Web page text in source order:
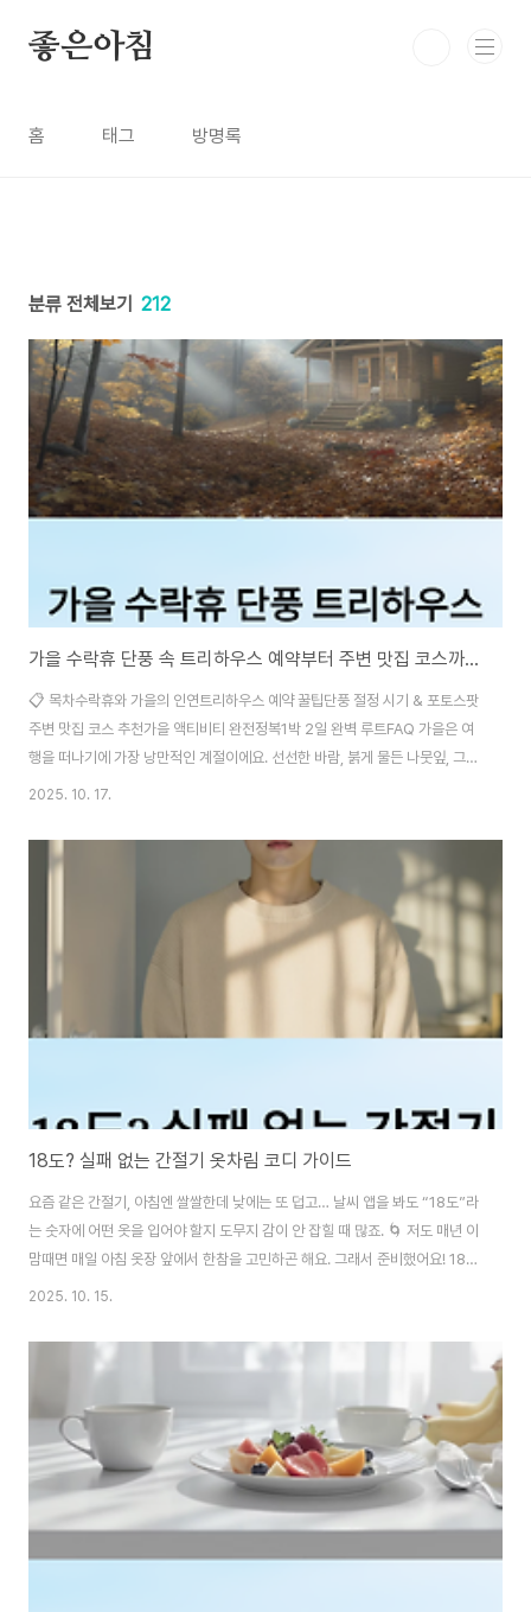
좋은아침
홈 태그 방명록
분류 전체보기 212
가을 수락휴 단풍 속 트리하우스 예약부터 주변 맛집 코스까지 완벽 정리
📋 목차수락휴와 가을의 인연트리하우스 예약 꿀팁단풍 절정 시기 & 포토스팟
주변 맛집 코스 추천가을 액티비티 완전정복1박 2일 완벽 루트FAQ 가을은 여
행을 떠나기에 가장 낭만적인 계절이에요. 선선한 바람, 붉게 물든 나뭇잎, 그리
고 햇살마저도 따뜻한 색으로 물드는 시기죠. 이런 계절을 온전히 느끼고 싶다
과 맞닿은 이곳은, 단풍으로 물든 가을의 풍경을 가장 가까이서 만끽할 수 있는
힐링 공간이에요. 오늘은 제가 직접 경험해본 수락휴의 트리하우스 예약부터
주변 맛집, 그리고 가을 감성 가득한 코스까지 쫙 정리해 드릴게요 🍁 🍂 수락
휴와 가을의 인연 수락휴는 경기 남양주와 의정부 사이에 위치한 수락산 자락
에 조성된 힐링 복..
2025. 10. 17.
18도? 실패 없는 간절기 옷차림 코디 가이드
요즘 같은 간절기, 아침엔 쌀쌀한데 낮에는 또 덥고… 날씨 앱을 봐도 “18도”라
는 숫자에 어떤 옷을 입어야 할지 도무지 감이 안 잡힐 때 많죠. 🌀 저도 매년 이
맘때면 매일 아침 옷장 앞에서 한참을 고민하곤 해요. 그래서 준비했어요! 18도
에서 실내외 어디서든 실패 없이 입을 수 있는 코디 가이드 5가지✨ 캐주얼부
림을 완성할 수 있게 도와드릴게요. 😎 📋 목차캐주얼룩 코디오피스룩 코디데
이트룩 코디야외활동룩 코디꾸안꾸 데일리룩FAQ 👕 캐주얼룩 코디 18도에서
가장 편안하고 실패 확률 낮은 옷차림은 역시 캐주얼룩이에요. 맨투맨, 데님 자
켓, 코튼 팬츠 조합은 기본 중 기본! 상의는 적당한 두께감의 긴팔 티셔츠나..
2025. 10. 15.